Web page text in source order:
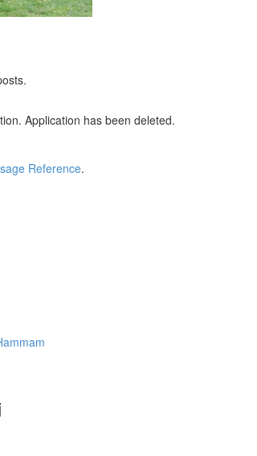
Application has been deleted.
Reference.